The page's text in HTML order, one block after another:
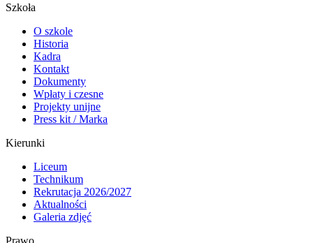
Szkoła
O szkole
Historia
Kadra
Kontakt
Dokumenty
Wpłaty i czesne
Projekty unijne
Press kit / Marka
Kierunki
Liceum
Technikum
Rekrutacja 2026/2027
Aktualności
Galeria zdjęć
Prawo